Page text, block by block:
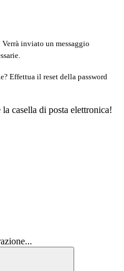
Verrà inviato un messaggio
Effettua il reset della password
casella di posta elettronica!